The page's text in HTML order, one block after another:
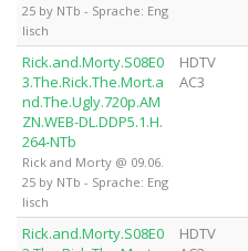
25 by NTb - Sprache: Eng
lisch
Rick.and.Morty.S08E0
3.The.Rick.The.Mort.a
nd.The.Ugly.720p.AM
ZN.WEB-DL.DDP5.1.H.
264-NTb
Rick and Morty @ 09.06.
25 by NTb - Sprache: Eng
lisch
HDTV
AC3
Rick.and.Morty.S08E0
HDTV